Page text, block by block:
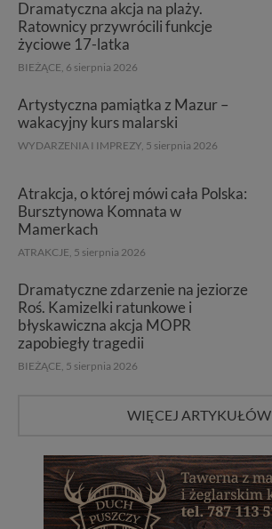
Dramatyczna akcja na plaży.
Ratownicy przywrócili funkcje
życiowe 17-latka
BIEŻĄCE, 6 sierpnia 2026
Artystyczna pamiątka z Mazur –
wakacyjny kurs malarski
WYDARZENIA I IMPREZY, 5 sierpnia 2026
Atrakcja, o której mówi cała Polska:
Bursztynowa Komnata w
Mamerkach
ATRAKCJE, 5 sierpnia 2026
Dramatyczne zdarzenie na jeziorze
Roś. Kamizelki ratunkowe i
błyskawiczna akcja MOPR
zapobiegły tragedii
BIEŻĄCE, 5 sierpnia 2026
WIĘCEJ ARTYKUŁÓW